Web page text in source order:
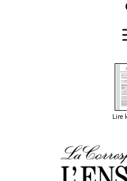
Lire